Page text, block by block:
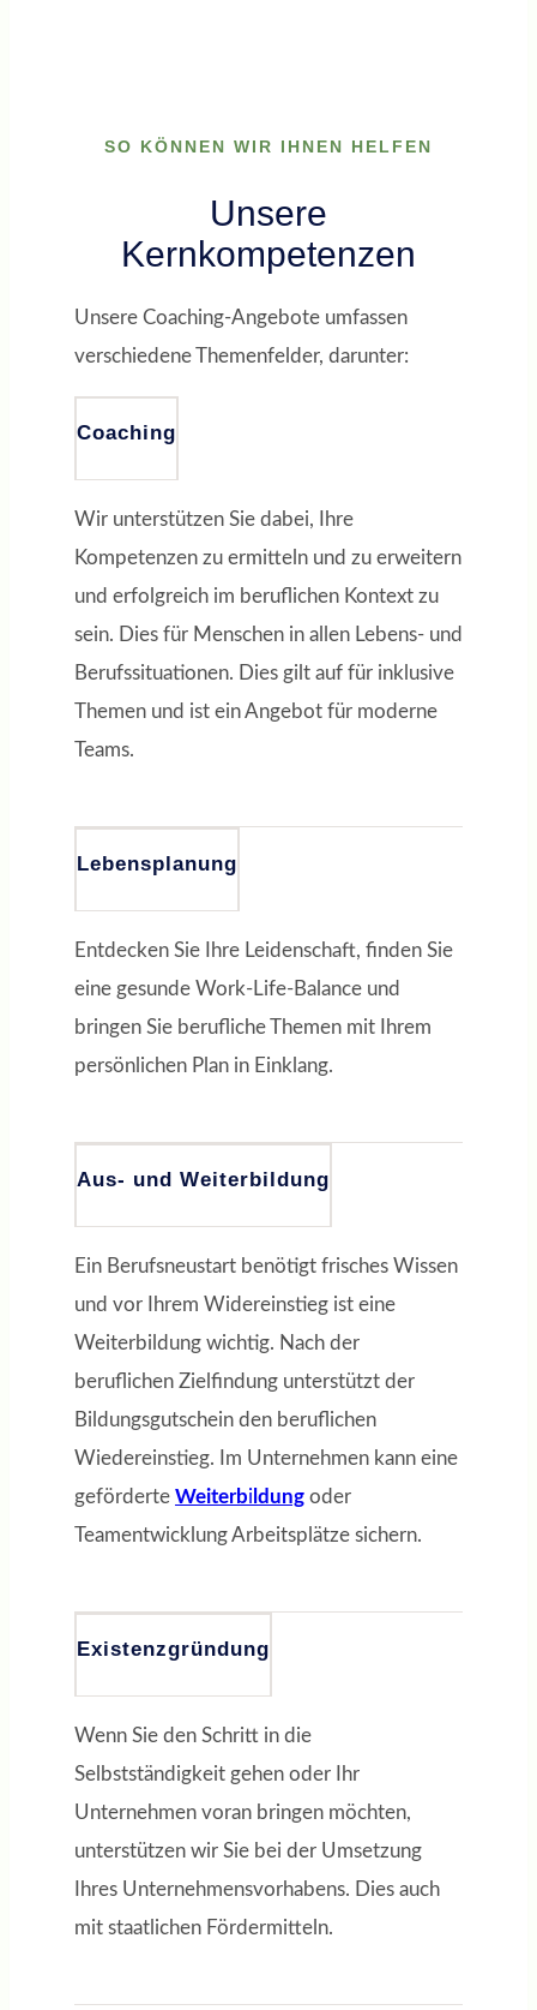
SO KÖNNEN WIR IHNEN HELFEN
Unsere
Kernkompetenzen
Unsere Coaching-Angebote umfassen
verschiedene Themenfelder, darunter:
Coaching
Wir unterstützen Sie dabei, Ihre
Kompetenzen zu ermitteln und zu erweitern
und erfolgreich im beruflichen Kontext zu
sein. Dies für Menschen in allen Lebens- und
Berufssituationen. Dies gilt auf für inklusive
Themen und ist ein Angebot für moderne
Teams.
Lebensplanung
Entdecken Sie Ihre Leidenschaft, finden Sie
eine gesunde Work-Life-Balance und
bringen Sie berufliche Themen mit Ihrem
persönlichen Plan in Einklang.
Aus- und Weiterbildung
Ein Berufsneustart benötigt frisches Wissen
und vor Ihrem Widereinstieg ist eine
Weiterbildung wichtig. Nach der
beruflichen Zielfindung unterstützt der
Bildungsgutschein den beruflichen
Wiedereinstieg. Im Unternehmen kann eine
geförderte Weiterbi ldung oder
Teamentwicklung Arbeitsplätze sichern.
Existenzgründung
Wenn Sie den Schritt in die
Selbstständigkeit gehen oder Ihr
Unternehmen voran bringen möchten,
unterstützen wir Sie bei der Umsetzung
Ihres Unternehmensvorhabens. Dies auch
mit staatlichen Fördermitteln.